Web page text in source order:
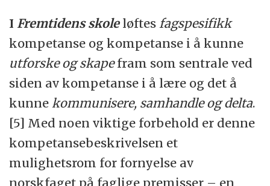
I Fremtidens skoleløftes fagspesifikk
kompetanse og kompetanse i å kunne
utforske og skapefram som sentrale ved
siden av kompetanse i å lære og det å
kunne kommunisere, samhandle og delta.
[5] Med noen viktige forbehold er denne
kompetansebeskrivelsen et
mulighetsrom for fornyelse av
norskfaget på faglige premisser – en